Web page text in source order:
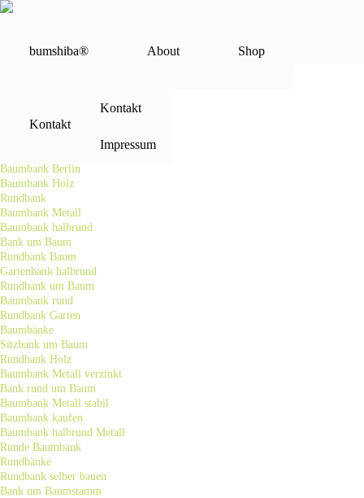
bumshiba® About Shop
Kontakt
Kontakt
Impressum
Sitzplateau Wiese
Baumbank Berlin
Baumbank Holz
Rundbank
Baumbank Metall
Baumbank halbrund
Bank um Baum
Rundbank Baum
Gartenbank halbrund
Rundbank um Baum
Baumbank rund
Rundbank Garten
Baumbänke
Sitzbank um Baum
Rundbank Holz
Baumbank Metall verzinkt
Bank rund um Baum
Baumbank Metall stabil
Baumbank kaufen
Baumbank halbrund Metall
Runde Baumbank
Rundbänke
Rundbank selber bauen
Bank um Baumstamm